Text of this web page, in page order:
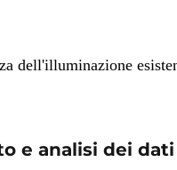
dell'illuminazione
e analisi dei dati